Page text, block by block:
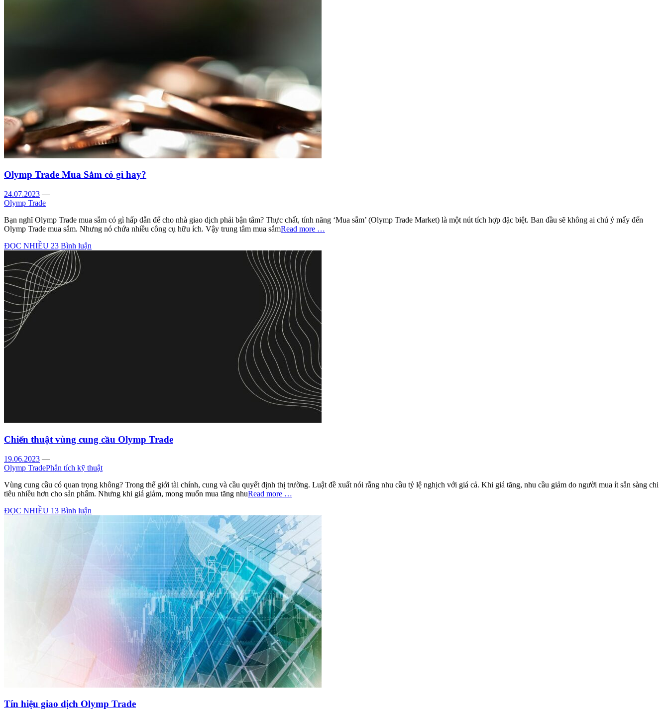
Olymp Trade Mua Sắm có gì hay?
24.07.2023 —
Olymp Trade
Bạn nghĩ Olymp Trade mua sắm có gì hấp dẫn để cho nhà giao dịch phải bận tâm? Thực chất, tính năng ‘Mua sắm’ (Olymp Trade Market) là một nút tích hợp đặc biệt. Ban đầu sẽ không ai chú ý mấy đến
Olymp Trade mua sắm. Nhưng nó chứa nhiều công cụ hữu ích. Vậy trung tâm mua sắmRead more …
ĐỌC NHIỀU 23 Bình luận
Chiến thuật vùng cung cầu Olymp Trade
19.06.2023 —
Olymp TradePhân tích kỹ thuật
Vùng cung cầu có quan trọng không? Trong thế giới tài chính, cung và cầu quyết định thị trường. Luật đề xuất nói rằng nhu cầu tỷ lệ nghịch với giá cả. Khi giá tăng, nhu cầu giảm do người mua ít sẵn sàng chi
tiêu nhiều hơn cho sản phẩm. Nhưng khi giá giảm, mong muốn mua tăng nhuRead more …
ĐỌC NHIỀU 13 Bình luận
Tín hiệu giao dịch Olymp Trade